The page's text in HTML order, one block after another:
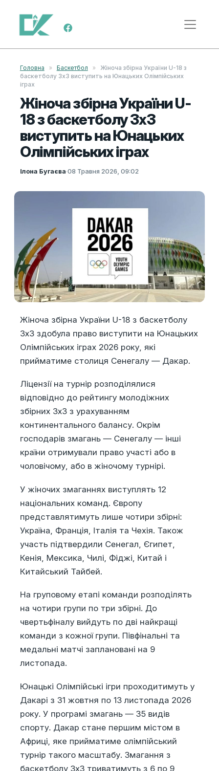
Skip to content
Main Navigation
Головна » Баскетбол »
Жіноча збірна України U-18 з
баскетболу 3х3 виступить на Юнацьких Олімпійських
іграх
Жіноча збірна України U-
18 з баскетболу 3х3
виступить на Юнацьких
Олімпійських іграх
Ілона Бугаєва·08 Травня 2026, 09:02
Жіноча збірна України U-18 з баскетболу
3х3 здобула право виступити на Юнацьких
Олімпійських іграх 2026 року, які
прийматиме столиця Сенегалу — Дакар.
Ліцензії на турнір розподілялися
відповідно до рейтингу молодіжних
збірних 3х3 з урахуванням
континентального балансу. Окрім
господарів змагань — Сенегалу — інші
країни отримували право участі або в
чоловічому, або в жіночому турнірі.
У жіночих змаганнях виступлять 12
національних команд. Європу
представлятимуть лише чотири збірні:
Україна, Франція, Італія та Чехія. Також
участь підтвердили Сенегал, Єгипет,
Кенія, Мексика, Чилі, Фіджі, Китай і
Китайський Тайбей.
На груповому етапі команди розподілять
на чотири групи по три збірні. До
чвертьфіналу вийдуть по дві найкращі
команди з кожної групи. Півфінальні та
медальні матчі заплановані на 9
листопада.
Юнацькі Олімпійські ігри проходитимуть у
Дакарі з 31 жовтня по 13 листопада 2026
року. У програмі змагань — 35 видів
спорту. Дакар стане першим містом в
Африці, яке прийматиме олімпійський
турнір такого масштабу. Змагання з
баскетболу 3х3 триватимуть з 6 по 9